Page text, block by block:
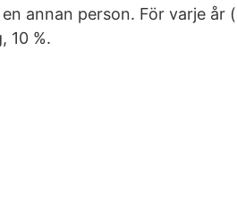
annan person. För varje år
10 %.